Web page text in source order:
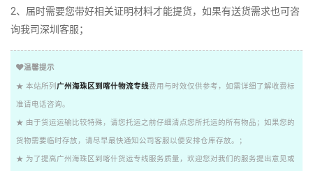
2、届时需要您带好相关证明材料才能提货，如果有送货需求也可咨
询我司深圳客服；
温馨提示
★ 本站所列 广州海珠区到喀什物流专线费用与时效仅供参考，如需详细了解收费标
准请电话咨询。
★ 由于货运运输比较特殊，请您托运之前仔细清点您所托运的所有物品；如果您的
货物需要临时存放，请尽早最快通知公司客服以便安排仓库存放。；
★ 为了提高广州海珠区到喀什货运专线服务质量，欢迎您对我们的服务提出意见或